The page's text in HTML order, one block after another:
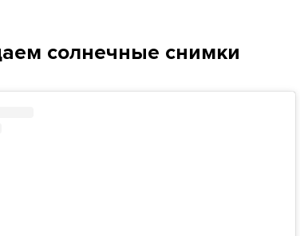
солнечные снимки